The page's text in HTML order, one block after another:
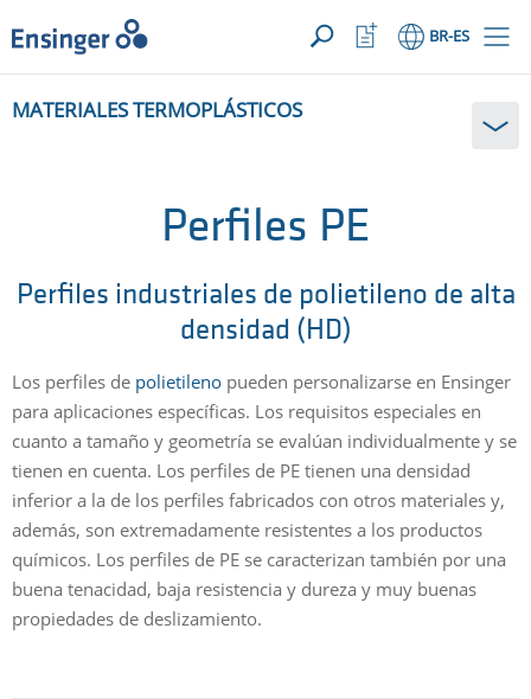
SUA SOLICITAÇÃO ({{productCount}} Products)
ABRIR
Início BR-ES
Abrir
lista
de
quéMATERIALES TERMOPLÁSTICOS
Perfiles PE
Perfiles industriales de polietileno de alta
densidad (HD)
Los perfiles de polietileno pueden personalizarse en Ensinger
para aplicaciones específicas. Los requisitos especiales en
cuanto a tamaño y geometría se evalúan individualmente y se
tienen en cuenta. Los perfiles de PE tienen una densidad
inferior a la de los perfiles fabricados con otros materiales y,
además, son extremadamente resistentes a los productos
químicos. Los perfiles de PE se caracterizan también por una
buena tenacidad, baja resistencia y dureza y muy buenas
propiedades de deslizamiento.